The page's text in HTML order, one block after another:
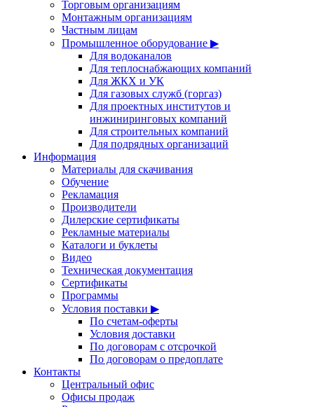
Торговым организациям
Монтажным организациям
Частным лицам
Промышленное оборудование ▶
Для водоканалов
Для теплоснабжающих компаний
Для ЖКХ и УК
Для газовых служб (горгаз)
Для проектных институтов и
инжиниринговых компаний
Для строительных компаний
Для подрядных организаций
Информация
Материалы для скачивания
Обучение
Рекламация
Производители
Дилерские сертификаты
Рекламные материалы
Каталоги и буклеты
Видео
Техническая документация
Сертификаты
Программы
Условия поставки ▶
По счетам-оферты
Условия доставки
По договорам с отсрочкой
По договорам о предоплате
Контакты
Центральный офис
Офисы продаж